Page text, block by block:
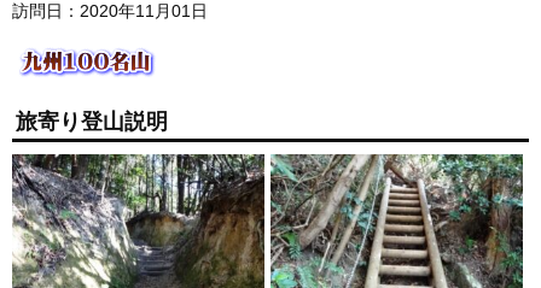
訪問日：2020年11月01日
旅寄り登山説明